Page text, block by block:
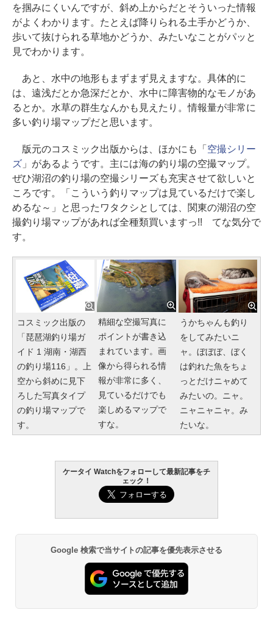
を掴みにくいんですが、斜め上からだとそういった情報
がよくわかります。たとえば降りられる土手かどうか、
歩いて抜けられる草地かどうか、みたいなことがパッと
見でわかります。
あと、水中の地形もまずまず見えますな。具体的に
は、遠浅だとか急深だとか、水中に障害物的なモノがあ
るとか。水草の群生なんかも見えたり。情報量が非常に
多い釣り場マップだと思います。
版元のコスミック出版からは、ほかにも「 空撮シリー
ズ 」があるようです。主には海の釣り場の空撮マップ。
ぜひ湖沼の釣り場の空撮シリーズも充実させて欲しいと
ころです。「こういう釣りマップは見ているだけで楽し
めるな～」と思ったワタクシとしては、関東の湖沼の空
撮釣り場マップがあれば全種類買いますっ!! てな気分で
す。
コスミック出版の
「琵琶湖釣り場ガ
イド 1 湖南・湖西
の釣り場116」。上
空から斜めに見下
ろした写真タイプ
の釣り場マップで
す。
精細な空撮写真に
ポイントが書き込
まれています。画
像から得られる情
報が非常に多く、
見ているだけでも
楽しめるマップで
すな。
うかちゃんも釣り
をしてみたいニ
ャ。ぼぼぼ、ぼく
は釣れた魚をちょ
っとだけニャめて
みたいの。ニャ。
ニャニャニャ。み
たいな。
ケータイ Watchをフォローして最新記事をチ
ェック！
Google 検索で当サイトの記事を優先表示させる